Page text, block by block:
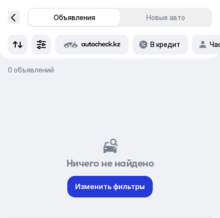
Объявления Новые авто
В кредит
0 объявлений
Ничего не найдено
Изменить фильтры